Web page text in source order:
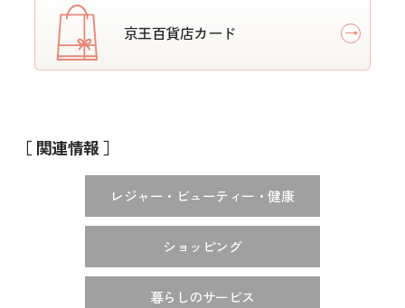
京王百貨店カード
［ 関連情報 ］
レジャー・ビューティー・健康
ショッピング
暮らしのサービス